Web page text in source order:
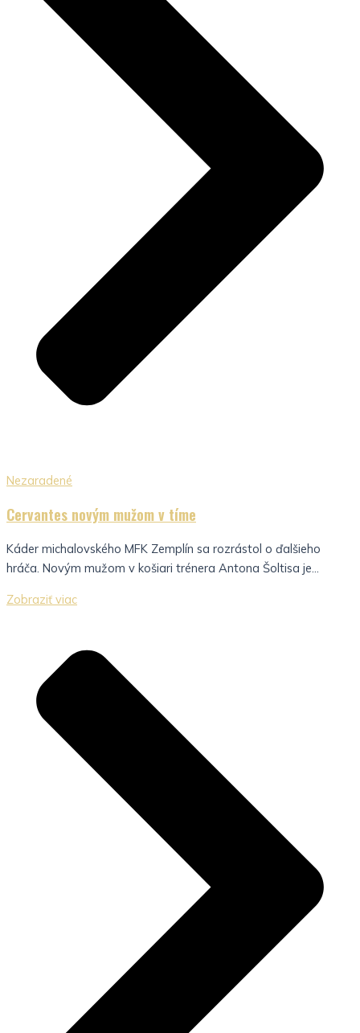
Nezaradené
Cervantes novým mužom v tíme
Káder michalovského MFK Zemplín sa rozrástol o ďalšieho
hráča. Novým mužom v košiari trénera Antona Šoltisa je...
Zobraziť viac